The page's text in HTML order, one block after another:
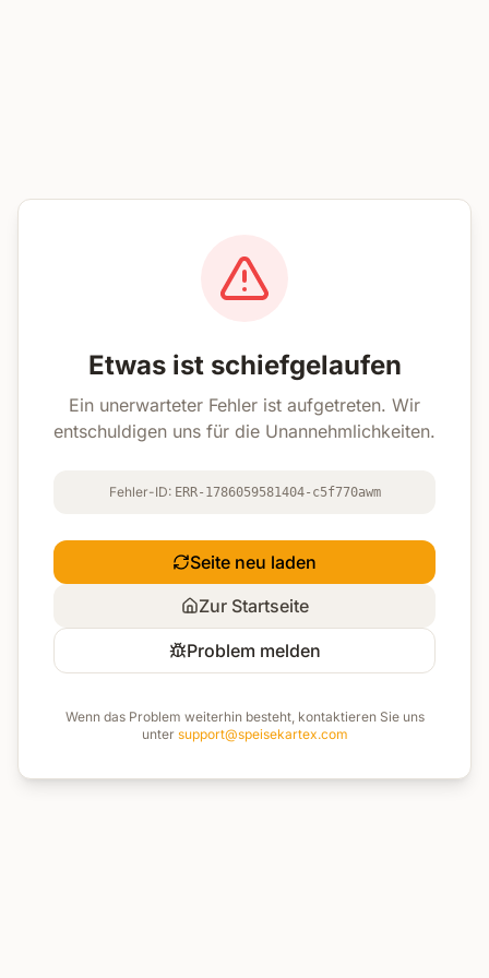
Etwas ist schiefgelaufen
Ein unerwarteter Fehler ist aufgetreten. Wir
entschuldigen uns für die Unannehmlichkeiten.
Fehler-ID: ERR-1786059581404-c5f770awm
Seite neu laden
Zur Startseite
Problem melden
Wenn das Problem weiterhin besteht, kontaktieren Sie uns
unter support@speisekartex.com